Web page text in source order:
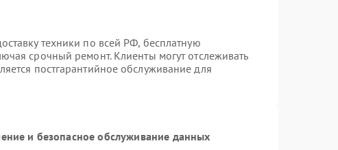
техники по всей РФ, бесплатную
срочный ремонт. Клиенты могут отслеживать
постгарантийное обслуживание для
и безопасное обслуживание данных